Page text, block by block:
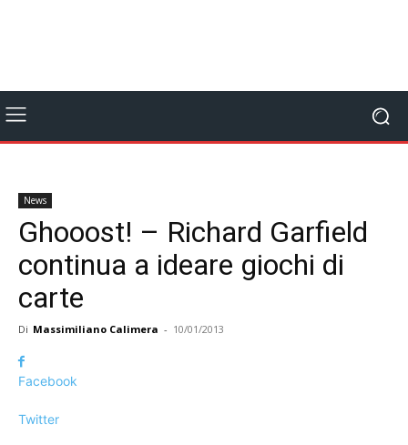
News
Ghooost! – Richard Garfield
continua a ideare giochi di
carte
Di Massimiliano Calimera - 10/01/2013
Facebook
Twitter